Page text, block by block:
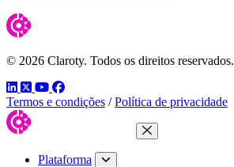
© 2026 Claroty. Todos os direitos reservados.
LinkedIn
TwitterYouTube
Facebook
Termos e condições / Política de privacidade
Fechar menu
Plataforma